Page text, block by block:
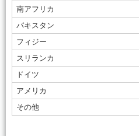
南アフリカ
パキスタン
フィジー
スリランカ
ドイツ
アメリカ
その他